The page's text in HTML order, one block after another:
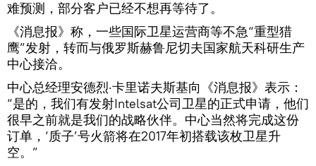
难预测，部分客户已经不想再等待了。
《消息报》称，一些国际卫星运营商等不急“重型猎
鹰”发射，转而与俄罗斯赫鲁尼切夫国家航天科研生产
中心接洽。
中心总经理安德烈·卡里诺夫斯基向《消息报》表示：
“是的，我们有发射Intelsat公司卫星的正式申请，他们
很早之前就是我们的战略伙伴。中心当然将完成这份
订单，‘质子’号火箭将在2017年初搭载该枚卫星升
空。”